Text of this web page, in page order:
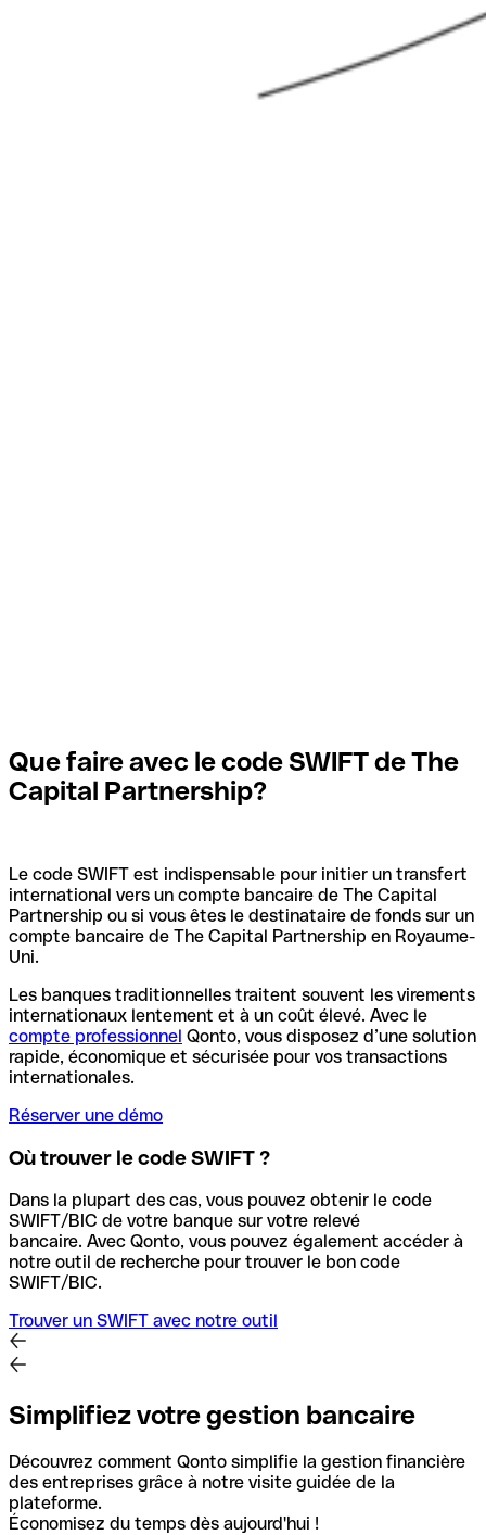
Que faire avec le code SWIFT de The
Capital Partnership?
Le code SWIFT est indispensable pour initier un transfert
international vers un compte bancaire de The Capital
Partnership ou si vous êtes le destinataire de fonds sur un
compte bancaire de The Capital Partnership en Royaume-
Uni.
Les banques traditionnelles traitent souvent les virements
internationaux lentement et à un coût élevé. Avec le
compte professionnel Qonto, vous disposez d’une solution
rapide, économique et sécurisée pour vos transactions
internationales.
Réserver une démo
Où trouver le code SWIFT ?
Dans la plupart des cas, vous pouvez obtenir le code
SWIFT/BIC de votre banque sur votre relevé
bancaire. Avec Qonto, vous pouvez également accéder à
notre outil de recherche pour trouver le bon code
SWIFT/BIC.
Trouver un SWIFT avec notre outil
Simplifiez votre gestion bancaire
Découvrez comment Qonto simplifie la gestion financière
des entreprises grâce à notre visite guidée de la
plateforme.
Économisez du temps dès aujourd'hui !